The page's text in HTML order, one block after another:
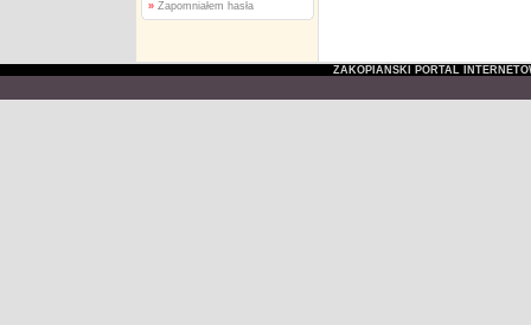
»Zapomniałem hasła
ZAKOPIAŃSKI PORTAL